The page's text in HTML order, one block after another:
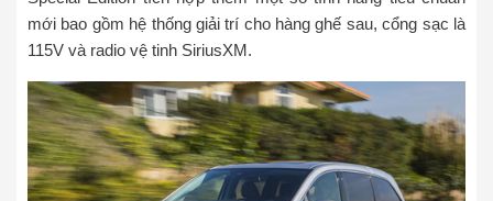
mới bao gồm hệ thống giải trí cho hàng ghế sau, cổng sạc là
115V và radio vệ tinh SiriusXM.